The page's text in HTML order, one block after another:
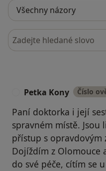
Hledejte v názorech
Petka Kony Číslo
Paní doktorka i její
spravném místě.
přístup s opravdovým
Dojíždím z Olomouce
do své péče, cítím se